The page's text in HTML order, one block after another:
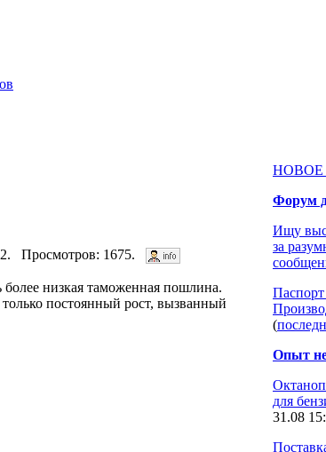
Просмотров: 1675.
низкая таможенная пошлина.
постоянный рост, вызванный
Форум
Ищу
за
(
Опыт
для
31.08